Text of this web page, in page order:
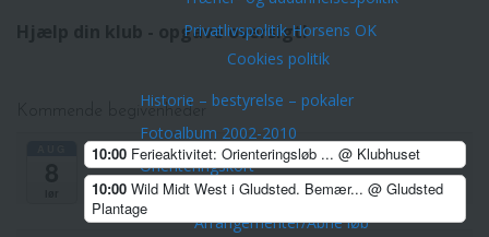
Privatlivspolitik Horsens OK
Cookies politik
Historie – bestyrelse – pokaler
Fotoalbum 2002-2010
Orienteringskort
Aktiviteter
Arrangementer/Åbne løb
Hjælp din klub - opgave oversigt!
Kommende begivenheder
10:00 Ferieaktivitet: Orienteringsløb ... @ Klubhuset
10:00 Wild Midt West i Gludsted. Bemær... @ Gludsted
Plantage